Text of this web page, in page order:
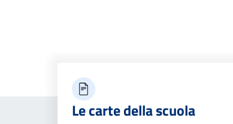
Le carte della scuola